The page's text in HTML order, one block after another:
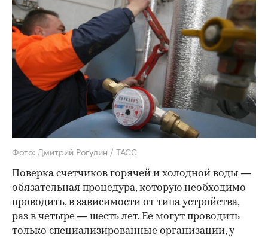
Фото: Дмитрий Рогулин / ТАСС
Поверка счетчиков горячей и холодной воды —
обязательная процедура, которую необходимо
проводить, в зависимости от типа устройства,
раз в четыре — шесть лет. Ее могут проводить
только специализированные организации, у